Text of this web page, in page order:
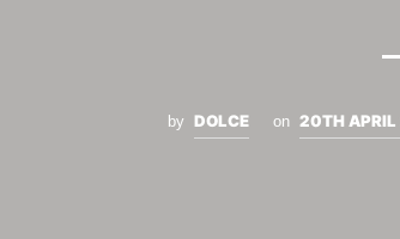
by DOLCE on 20TH